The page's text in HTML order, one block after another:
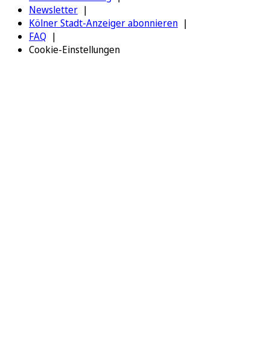
Newsletter
Kölner Stadt-Anzeiger abonnieren
FAQ
Cookie-Einstellungen